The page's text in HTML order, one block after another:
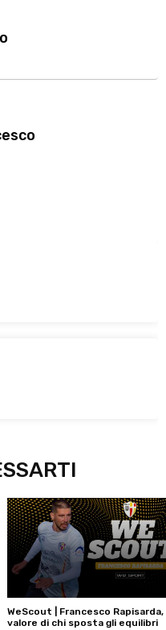
WeScout | Francesco Rapisarda,
valore di chi sposta gli equilibri